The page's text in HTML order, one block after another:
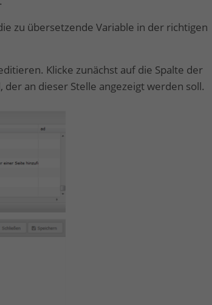
zu übersetzende Variable in der richtigen
Klicke zunächst auf die Spalte der
der an dieser Stelle angezeigt werden soll.